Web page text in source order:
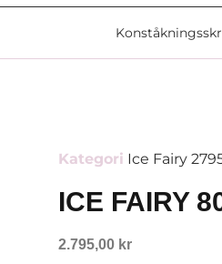
Kategori Ice Fairy
ICE FAIRY
2.795,00 kr